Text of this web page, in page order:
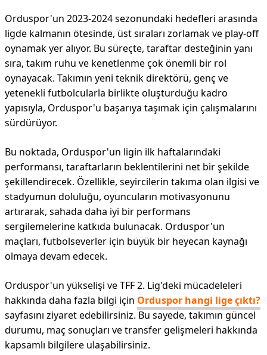
Orduspor'un 2023-2024 sezonundaki hedefleri arasında
ligde kalmanın ötesinde, üst sıraları zorlamak ve play-off
oynamak yer alıyor. Bu süreçte, taraftar desteğinin yanı
sıra, takım ruhu ve kenetlenme çok önemli bir rol
oynayacak. Takımın yeni teknik direktörü, genç ve
yetenekli futbolcularla birlikte oluşturduğu kadro
yapısıyla, Orduspor'u başarıya taşımak için çalışmalarını
sürdürüyor.
Bu noktada, Orduspor'un ligin ilk haftalarındaki
performansı, taraftarların beklentilerini net bir şekilde
şekillendirecek. Özellikle, seyircilerin takıma olan ilgisi ve
stadyumun doluluğu, oyuncuların motivasyonunu
artırarak, sahada daha iyi bir performans
sergilemelerine katkıda bulunacak. Orduspor'un
maçları, futbolseverler için büyük bir heyecan kaynağı
olmaya devam edecek.
Orduspor'un yükselişi ve TFF 2. Lig'deki mücadeleleri
hakkında daha fazla bilgi için Orduspor hangi lige çıktı?
sayfasını ziyaret edebilirsiniz. Bu sayede, takımın güncel
durumu, maç sonuçları ve transfer gelişmeleri hakkında
kapsamlı bilgilere ulaşabilirsiniz.